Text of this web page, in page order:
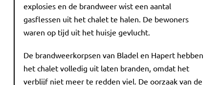
explosies en de brandweer wist een aantal
gasflessen uit het chalet te halen. De bewoners
waren op tijd uit het huisje gevlucht.
De brandweerkorpsen van Bladel en Hapert hebben
het chalet volledig uit laten branden, omdat het
verblijf niet meer te redden viel. De oorzaak van de